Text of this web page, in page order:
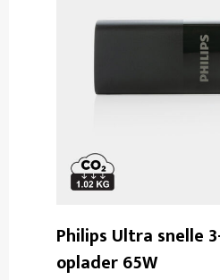
Philips Ultra snelle
oplader 65W